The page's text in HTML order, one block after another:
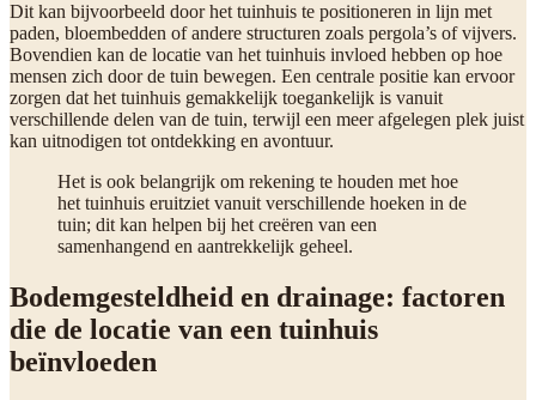
Dit kan bijvoorbeeld door het tuinhuis te positioneren in lijn met
paden, bloembedden of andere structuren zoals pergola’s of vijvers.
Bovendien kan de locatie van het tuinhuis invloed hebben op hoe
mensen zich door de tuin bewegen. Een centrale positie kan ervoor
zorgen dat het tuinhuis gemakkelijk toegankelijk is vanuit
verschillende delen van de tuin, terwijl een meer afgelegen plek juist
kan uitnodigen tot ontdekking en avontuur.
Het is ook belangrijk om rekening te houden met hoe
het tuinhuis eruitziet vanuit verschillende hoeken in de
tuin; dit kan helpen bij het creëren van een
samenhangend en aantrekkelijk geheel.
Bodemgesteldheid en drainage: factoren
die de locatie van een tuinhuis
beïnvloeden